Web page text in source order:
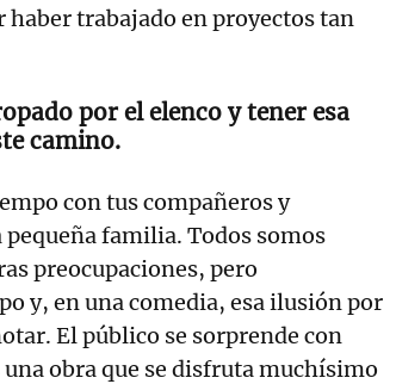
trabajado en proyectos tan
por el elenco y tener esa
camino.
con tus compañeros y
familia. Todos somos
preocupaciones, pero
y, en una comedia, esa ilusión por
El público se sorprende con
obra que se disfruta muchísimo